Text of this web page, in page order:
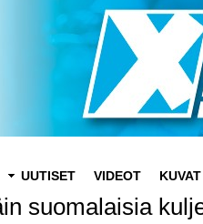
UUTISET VIDEOT KUVAT
suomalaisia